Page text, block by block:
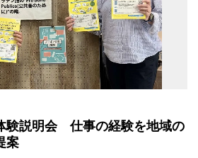
験説明会 仕事の経験を地域の
案